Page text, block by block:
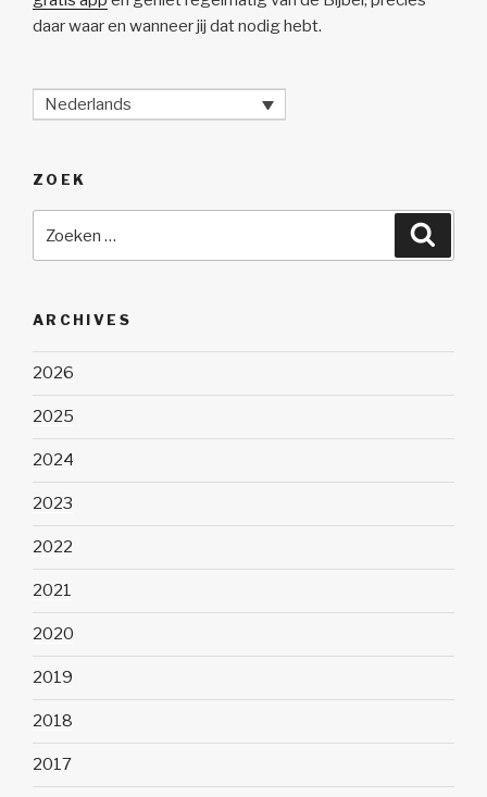
daar waar en wanneer jij dat nodig hebt.
Nederlands
ZOEK
naar:
ARCHIVES
2026
2025
2024
2023
2022
2021
2020
2019
2018
2017